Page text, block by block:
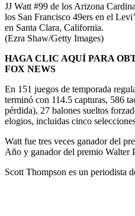
JJ Watt #99 de los Arizona
los San Francisco 49ers en el
en Santa Clara, California.
(Ezra Shaw/Getty Images)
HAGA CLIC AQUÍ PARA
FOX NEWS
En 151 juegos de temporada
terminó con 114.5 capturas, 586
pérdida), 27 balones sueltos
elogios, incluidas cinco
Watt fue tres veces ganador del
Año y ganador del premio Walter
Scott Thompson es un periodista